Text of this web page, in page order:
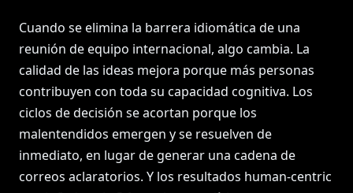
Cuando se elimina la barrera idiomática de una
reunión de equipo internacional, algo cambia. La
calidad de las ideas mejora porque más personas
contribuyen con toda su capacidad cognitiva. Los
ciclos de decisión se acortan porque los
malentendidos emergen y se resuelven de
inmediato, en lugar de generar una cadena de
correos aclaratorios. Y los resultados human-centric